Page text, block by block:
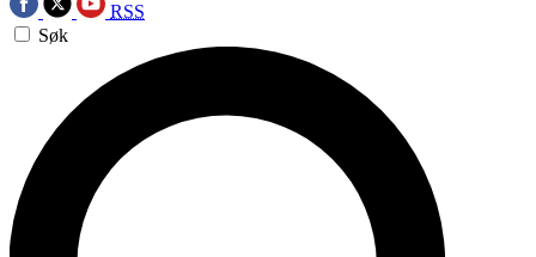
RSS
Søk